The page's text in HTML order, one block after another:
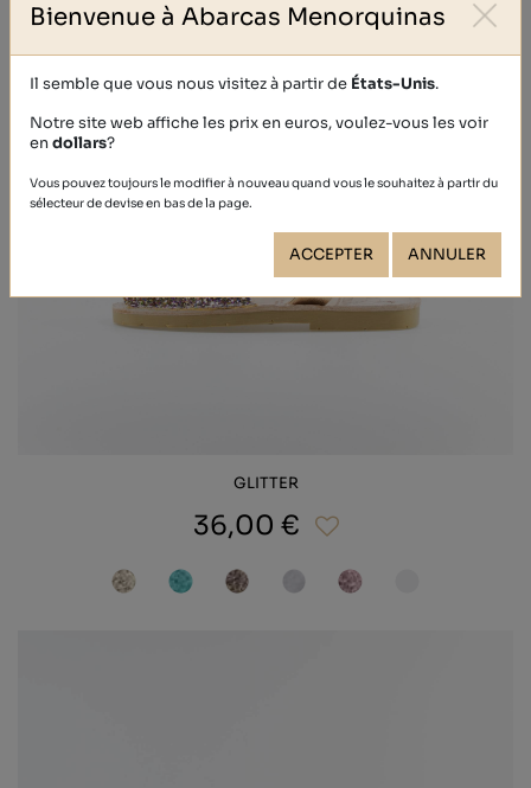
GLITTER
36,00 €
Bienvenue à Abarcas Menorquinas
Il semble que vous nous visitez à partir de États-Unis.
Notre site web affiche les prix en euros, voulez-vous les voir
endollars?
Vous pouvez toujours le modifier à nouveau quand vous le souhaitez à partir du
sélecteur de devise en bas de la page.
ACCEPTER ANNULER